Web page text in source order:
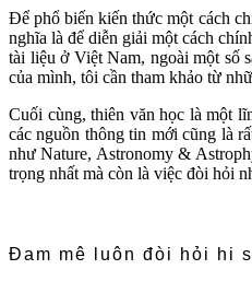
Để phổ biến kiến thức một cách
nghĩa là để diễn giải một cách
tài liệu ở Việt Nam, ngoài một số
của mình, tôi cần tham khảo từ
Cuối cùng, thiên văn học là một
các nguồn thông tin mới cũng là
như Nature, Astronomy &
trọng nhất mà còn là việc đòi hỏi
Đam mê luôn đòi hỏi hi